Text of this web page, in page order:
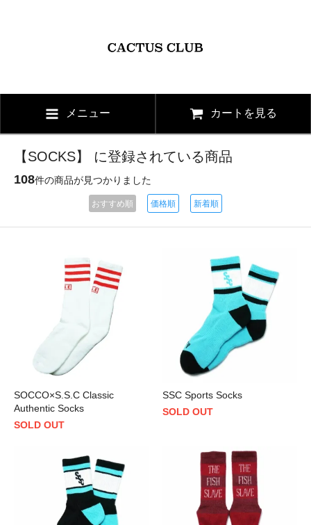
メニュー カートを見る
【SOCKS】 に登録されている商品
108件の商品が見つかりました
おすすめ順 価格順 新着順
SOCCO×S.S.C Classic
Authentic Socks
SOLD OUT
SSC Sports Socks
SOLD OUT